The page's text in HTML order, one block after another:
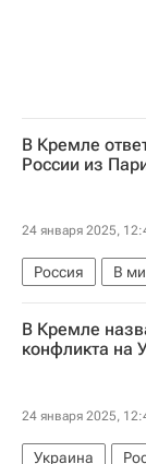
В Кремле
России из
24 января 2025,
Россия В
Джо Байден
В Кремле
конфликта на
24 января 2025,
Украина